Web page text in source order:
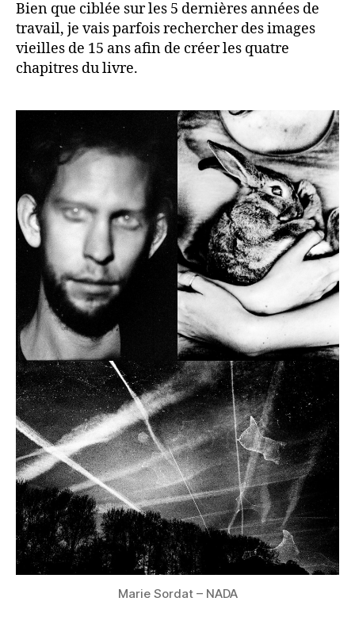
Bien que ciblée sur les 5 dernières années de
travail, je vais parfois rechercher des images
vieilles de 15 ans afin de créer les quatre
chapitres du livre.
Marie Sordat – NADA